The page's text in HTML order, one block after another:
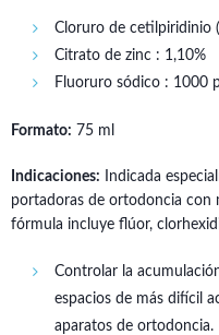
Cloruro de cetilpiridinio
Citrato de zinc : 1,10%
Fluoruro sódico : 1000
Formato: 75 ml
Indicaciones: Indicada
portadoras de ortodoncia con
fórmula incluye flúor,
Controlar la
espacios de más difícil
aparatos de ortodoncia.